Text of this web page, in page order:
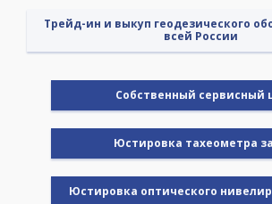
Трейд-ин и выкуп геодезического
всей России
Cобственный сервисный
Юстировка тахеометра
Юстировка оптического